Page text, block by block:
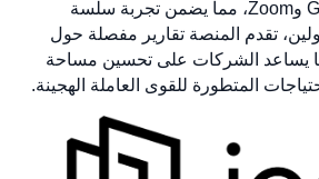
مثل Google Calendar وZoom، مما يضمن تجربة سلسة
تقدم المنصة تقارير مفصلة حول
يساعد الشركات على تحسين مساحة
المتطورة للقوى العاملة الهجينة.